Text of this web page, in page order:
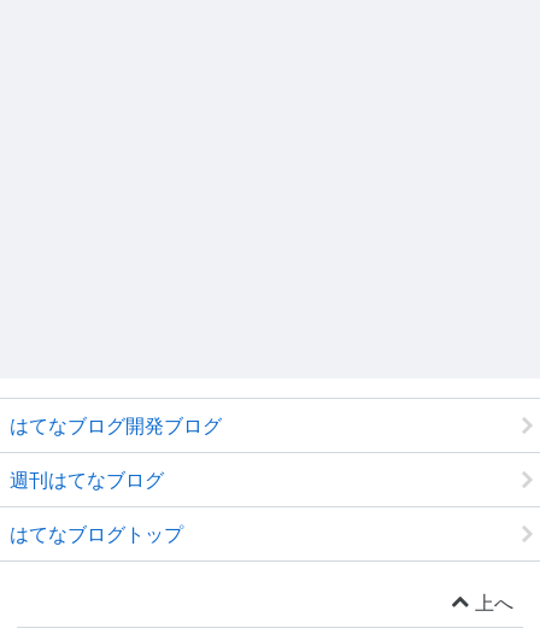
はてなブログ開発ブログ
週刊はてなブログ
はてなブログトップ
上へ